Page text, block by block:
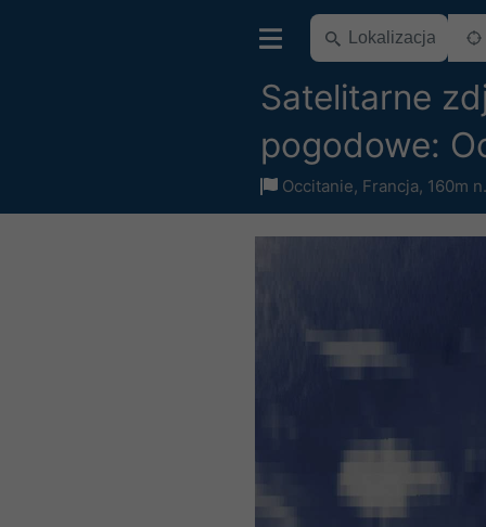
Satelitarne
pogodowe:
Occitanie, Francja, 160m